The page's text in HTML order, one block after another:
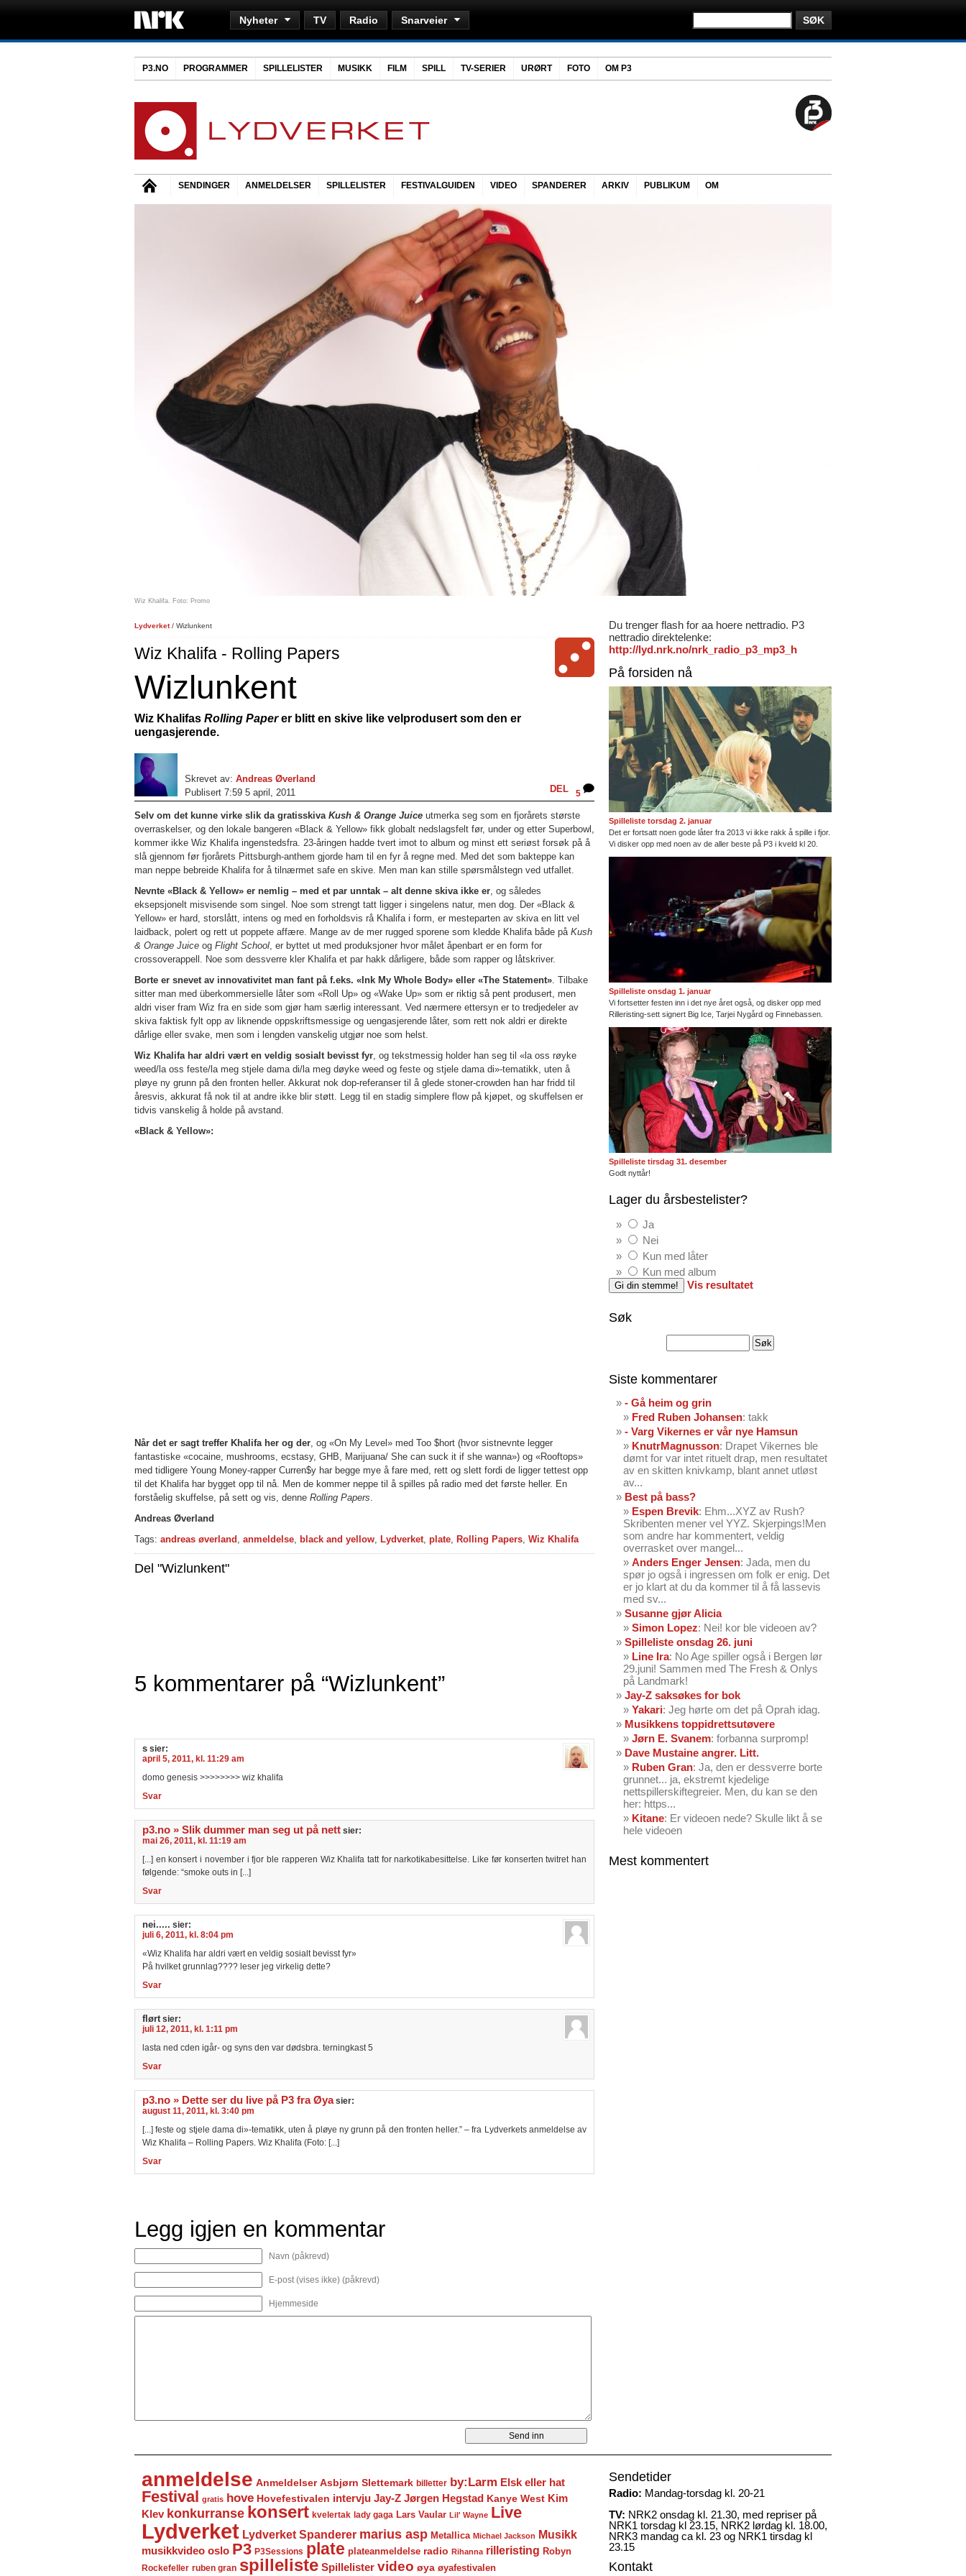
Nyheter TV Radio Snarveier
P3.NO PROGRAMMER SPILLELISTER MUSIKK FILM SPILL TV-SERIER URØRT FOTO OM P3
SENDINGER ANMELDELSER SPILLELISTER FESTIVALGUIDEN VIDEO SPANDERER ARKIV PUBLIKUM OM
Wiz Khalifa. Foto: Promo
Lydverket/ Wizlunkent
Wiz Khalifa - Rolling Papers
Wizlunkent
Wiz Khalifas Rolling Paperer blitt en skive like velprodusert som den er
uengasjerende.
Skrevet av: Andreas Øverland
Publisert 7:59 5 april, 2011
DEL 5
Selv om det kunne virke slik da gratisskiva Kush & Orange Juice utmerka seg som en fjorårets største
overraskelser, og den lokale bangeren «Black & Yellow» fikk globalt nedslagsfelt før, under og etter Superbowl,
kommer ikke Wiz Khalifa ingenstedsfra. 23-åringen hadde tvert imot to album og minst ett seriøst forsøk på å
slå gjennom før fjorårets Pittsburgh-anthem gjorde ham til en fyr å regne med. Med det som bakteppe kan
man neppe bebreide Khalifa for å tilnærmet safe en skive. Men man kan stille spørsmålstegn ved utfallet.
Nevnte «Black & Yellow» er nemlig – med et par unntak – alt denne skiva ikke er, og således
eksepsjonelt misvisende som singel. Noe som strengt tatt ligger i singelens natur, men dog. Der «Black &
Yellow» er hard, storslått, intens og med en forholdsvis rå Khalifa i form, er mesteparten av skiva en litt vel
laidback, polert og rett ut poppete affære. Mange av de mer rugged sporene som kledde Khalifa både på Kush
& Orange Juice og Flight School, er byttet ut med produksjoner hvor målet åpenbart er en form for
crossoverappell. Noe som dessverre kler Khalifa et par hakk dårligere, både som rapper og låtskriver.
Borte er snevet av innovativitet man fant på f.eks. «Ink My Whole Body» eller «The Statement». Tilbake
sitter man med überkommersielle låter som «Roll Up» og «Wake Up» som er riktig så pent produsert, men
aldri viser fram Wiz fra en side som gjør ham særlig interessant. Ved nærmere ettersyn er to tredjedeler av
skiva faktisk fylt opp av liknende oppskriftsmessige og uengasjerende låter, som rett nok aldri er direkte
dårlige eller svake, men som i lengden vanskelig utgjør noe som helst.
Wiz Khalifa har aldri vært en veldig sosialt bevisst fyr, og tekstmessig holder han seg til «la oss røyke
weed/la oss feste/la meg stjele dama di/la meg døyke weed og feste og stjele dama di»-tematikk, uten å
pløye ny grunn på den fronten heller. Akkurat nok dop-referanser til å glede stoner-crowden han har fridd til
åresvis, akkurat få nok til at andre ikke blir støtt. Legg til en stadig simplere flow på kjøpet, og skuffelsen er
tidvis vanskelig å holde på avstand.
«Black & Yellow»:
Når det er sagt treffer Khalifa her og der, og «On My Level» med Too $hort (hvor sistnevnte legger
fantastiske «cocaine, mushrooms, ecstasy, GHB, Marijuana/ She can suck it if she wanna») og «Rooftops»
med tidligere Young Money-rapper Curren$y har begge mye å fare med, rett og slett fordi de ligger tettest opp
til det Khalifa har bygget opp til nå. Men de kommer neppe til å spilles på radio med det første heller. En
forståelig skuffelse, på sett og vis, denne Rolling Papers.
Andreas Øverland
Tags: andreas øverland , anmeldelse, black and yellow, Lydverket, plate, Rolling Papers, Wiz Khalifa
Del "Wizlunkent"
5 kommentarer på “Wizlunkent”
s sier:
april 5, 2011, kl. 11:29 am
domo genesis >>>>>>>> wiz khalifa
Svar
p3.no » Slik dummer man seg ut på nett sier:
mai 26, 2011, kl. 11:19 am
[...] en konsert i november i fjor ble rapperen Wiz Khalifa tatt for narkotikabesittelse. Like før konserten twitret han
følgende: “smoke outs in [...]
Svar
nei..... sier:
juli 6, 2011, kl. 8:04 pm
«Wiz Khalifa har aldri vært en veldig sosialt bevisst fyr»
På hvilket grunnlag???? leser jeg virkelig dette?
Svar
flørt sier:
juli 12, 2011, kl. 1:11 pm
lasta ned cden igår- og syns den var dødsbra. terningkast 5
Svar
p3.no » Dette ser du live på P3 fra Øya sier:
august 11, 2011, kl. 3:40 pm
[...] feste og stjele dama di»-tematikk, uten å pløye ny grunn på den fronten heller.” – fra Lydverkets anmeldelse av
Wiz Khalifa – Rolling Papers. Wiz Khalifa (Foto: [...]
Svar
Legg igjen en kommentar
Navn (påkrevd)
E-post (vises ikke) (påkrevd)
Hjemmeside
Du trenger flash for aa hoere nettradio. P3
nettradio direktelenke:
http://lyd.nrk.no/nrk_radio_p3_mp3_h
På forsiden nå
Spilleliste torsdag 2. januar
Det er fortsatt noen gode låter fra 2013 vi ikke rakk å spille i fjor.
Vi disker opp med noen av de aller beste på P3 i kveld kl 20.
Spilleliste onsdag 1. januar
Vi fortsetter festen inn i det nye året også, og disker opp med
Rilleristing-sett signert Big Ice, Tarjei Nygård og Finnebassen.
Spilleliste tirsdag 31. desember
Godt nyttår!
Lager du årsbestelister?
Ja
Nei
Kun med låter
Kun med album
Vis resultatet
Søk
Siste kommentarer
- Gå heim og grin
Fred Ruben Johansen: takk
- Varg Vikernes er vår nye Hamsun
KnutrMagnusson: Drapet Vikernes ble
dømt for var intet rituelt drap, men resultatet
av en skitten knivkamp, blant annet utløst
av...
Best på bass?
Espen Brevik: Ehm...XYZ av Rush?
Skribenten mener vel YYZ. Skjerpings!Men
som andre har kommentert, veldig
overrasket over mangel...
Anders Enger Jensen: Jada, men du
spør jo også i ingressen om folk er enig. Det
er jo klart at du da kommer til å få lassevis
med sv...
Susanne gjør Alicia
Simon Lopez: Nei! kor ble videoen av?
Spilleliste onsdag 26. juni
Line Ira: No Age spiller også i Bergen lør
29.juni! Sammen med The Fresh & Onlys
på Landmark!
Jay-Z saksøkes for bok
Yakari: Jeg hørte om det på Oprah idag.
Musikkens toppidrettsutøvere
Jørn E. Svanem: forbanna surpromp!
Dave Mustaine angrer. Litt.
Ruben Gran: Ja, den er dessverre borte
grunnet... ja, ekstremt kjedelige
nettspillerskiftegreier. Men, du kan se den
her: https...
Kitane: Er videoen nede? Skulle likt å se
hele videoen
Mest kommentert
anmeldelse Anmeldelser Asbjørn Slettemark billetter by:Larm Elsk eller hat
Festival gratis hove Hovefestivalen intervju Jay-Z Jørgen Hegstad Kanye West Kim
Klev konkurranse konsert kvelertak lady gaga Lars Vaular Lil' Wayne Live
Lydverket Lydverket Spanderer marius asp Metallica Michael Jackson
Musikk
musikkvideo oslo P3 P3Sessions plate plateanmeldelse radio Rihanna rilleristing Robyn
Rockefeller ruben gran spilleliste Spillelister video øya øyafestivalen
Sendetider
Radio: Mandag-torsdag kl. 20-21
TV: NRK2 onsdag kl. 21.30, med repriser på
NRK1 torsdag kl 23.15, NRK2 lørdag kl. 18.00,
NRK3 mandag ca kl. 23 og NRK1 tirsdag kl
23.15
Kontakt